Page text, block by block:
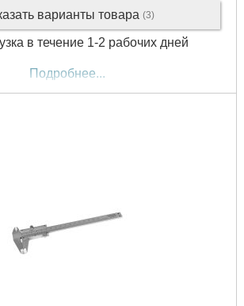
варианты товара (3)
в течение 1-2 рабочих дней
Подробнее...